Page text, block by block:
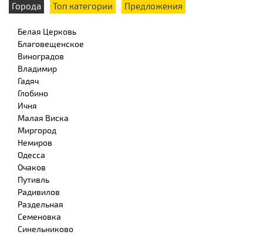
Города Топ категории Предложения
Белая Церковь
Благовещенское
Виноградов
Владимир
Гадяч
Глобино
Ичня
Малая Виска
Миргород
Немиров
Одесса
Очаков
Путивль
Радивилов
Раздельная
Семеновка
Синельниково